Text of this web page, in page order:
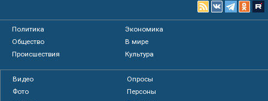
Политика
Экономика
Общество
В мире
Происшествия
Культура
Видео
Опросы
Фото
Персоны